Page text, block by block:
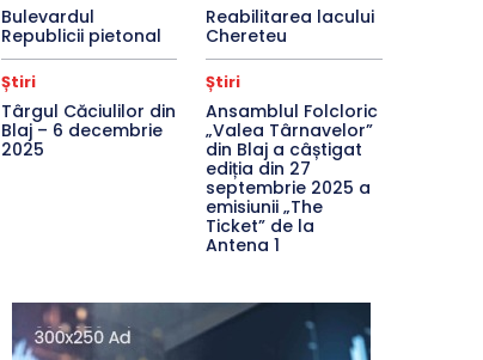
Bulevardul
Republicii pietonal
Reabilitarea lacului
Chereteu
Știri
Târgul Căciulilor din
Blaj – 6 decembrie
2025
Știri
Ansamblul Folcloric
„Valea Târnavelor”
din Blaj a câștigat
ediția din 27
septembrie 2025 a
emisiunii „The
Ticket” de la
Antena 1